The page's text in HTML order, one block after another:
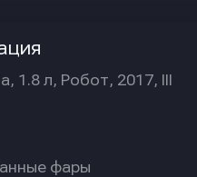
1.8 л, Робот, 2017, III
фары